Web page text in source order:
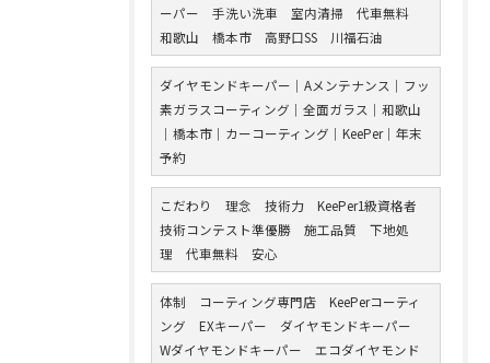
ーパー 手洗い洗車 室内清掃 代車無料
和歌山 橋本市 高野口SS 川福石油
ダイヤモンドキーパー｜Aメンテナンス｜フッ
素ガラスコーティング｜全面ガラス｜和歌山
｜橋本市｜カーコーティング｜KeePer｜年末
予約
こだわり 理念 技術力 KeePer1級資格者
技術コンテスト準優勝 施工品質 下地処
理 代車無料 安心
体制 コーティング専門店 KeePerコーティ
ング EXキーパー ダイヤモンドキーパー
Wダイヤモンドキーパー エコダイヤモンド